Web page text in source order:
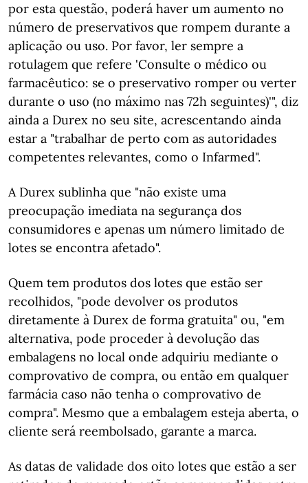
por esta questão, poderá haver um aumento no
número de preservativos que rompem durante a
aplicação ou uso. Por favor, ler sempre a
rotulagem que refere 'Consulte o médico ou
farmacêutico: se o preservativo romper ou verter
durante o uso (no máximo nas 72h seguintes)'", diz
ainda a Durex no seu site, acrescentando ainda
estar a "trabalhar de perto com as autoridades
competentes relevantes, como o Infarmed".
A Durex sublinha que "não existe uma
preocupação imediata na segurança dos
consumidores e apenas um número limitado de
lotes se encontra afetado".
Quem tem produtos dos lotes que estão ser
recolhidos, "pode devolver os produtos
diretamente à Durex de forma gratuita" ou, "em
alternativa, pode proceder à devolução das
embalagens no local onde adquiriu mediante o
comprovativo de compra, ou então em qualquer
farmácia caso não tenha o comprovativo de
compra". Mesmo que a embalagem esteja aberta, o
cliente será reembolsado, garante a marca.
As datas de validade dos oito lotes que estão a ser